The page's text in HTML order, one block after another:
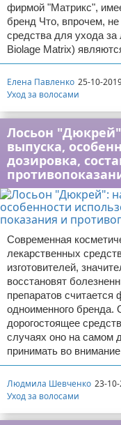
фирмой "Матрикс",
бренд Что, впрочем,
средства для ухода
Biolage Matrix)
Елена Павленко 25-10-
Уход за волосами
Лосьон
выпуска,
дозировка,
Современная
лекарственных
изготовителей,
восстановят
препаратов
одноименного бренда.
дорогостоящее
случаях оно на самом
принимать во
Людмила Шевченко 23-
Уход за волосами